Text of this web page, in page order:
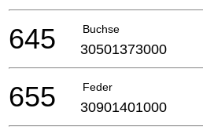
Buchse
645 30501373000
Feder
655 30901401000